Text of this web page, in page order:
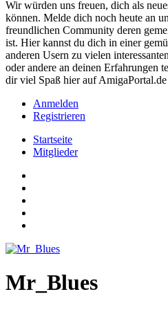
Wir würden uns freuen, dich als
können. Melde dich noch heute an
freundlichen Community deren
ist. Hier kannst du dich in einer
anderen Usern zu vielen
oder andere an deinen Erfahrungen
dir viel Spaß hier auf AmigaPortal.de
Anmelden
Registrieren
Startseite
Mitglieder
Mr_Blues